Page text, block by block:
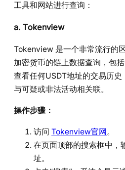
工具和网站进行查询：
a.Tokenview
Tokenview 是一个非常流行的
加密货币的链上数据查询，包
查看任何USDT地址的交易历
与可疑或非法活动相关联。
操作步骤：
访问 Tokenview官网。
在页面顶部的搜索框中，
址。